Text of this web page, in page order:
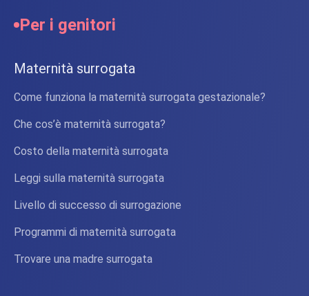
Per i genitori
Maternità surrogata
Come funziona la maternità surrogata gestazionale?
Che cos’è maternità surrogata?
Costo della maternità surrogata
Leggi sulla maternità surrogata
Livello di successo di surrogazione
Programmi di maternità surrogata
Trovare una madre surrogata